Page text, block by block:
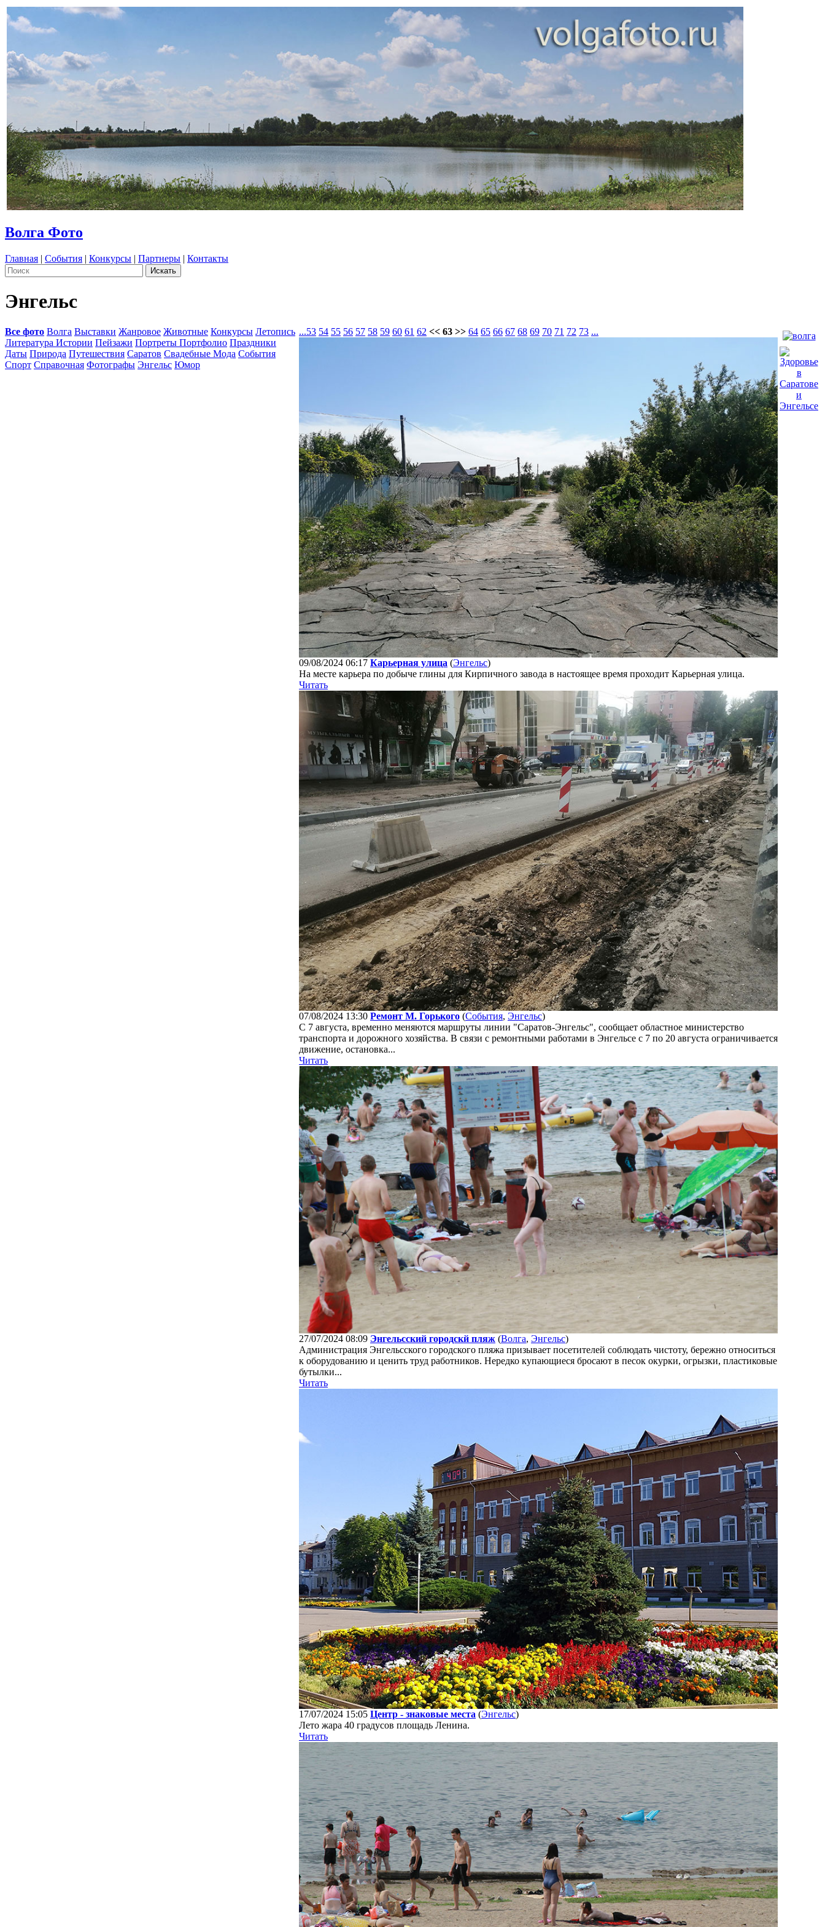
Волга Фото
Главная | События | Конкурсы | Партнеры | Контакты
Энгельс
Все фото Волга Выставки Жанровое Животные Конкурсы Летопись
Литература Истории Пейзажи Портреты Портфолио Праздники
Даты Природа Путешествия Саратов Свадебные Мода События
Спорт Справочная Фотографы Энгельс Юмор
...53 54 55 56 57 58 59 60 61 62 << 63 >> 64 65 66 67 68 69 70 71 72 73 ...
09/08/2024 06:17 Карьерная улица (Энгельс)
На месте карьера по добыче глины для Кирпичного завода в настоящее время проходит Карьерная улица.
Читать
07/08/2024 13:30 Ремонт М. Горького (События, Энгельс)
С 7 августа, временно меняются маршруты линии "Саратов-Энгельс", сообщает областное министерство
транспорта и дорожного хозяйства. В связи с ремонтными работами в Энгельсе с 7 по 20 августа ограничивается
движение, остановка...
Читать
27/07/2024 08:09 Энгельсский городскй пляж (Волга, Энгельс)
Администрация Энгельсского городского пляжа призывает посетителей соблюдать чистоту, бережно относиться
к оборудованию и ценить труд работников. Нередко купающиеся бросают в песок окурки, огрызки, пластиковые
бутылки...
Читать
17/07/2024 15:05 Центр - знаковые места (Энгельс)
Лето жара 40 градусов площадь Ленина.
Читать